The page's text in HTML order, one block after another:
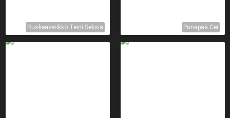
Ruskeaverikkö Teini Seksiä Punapää Cei